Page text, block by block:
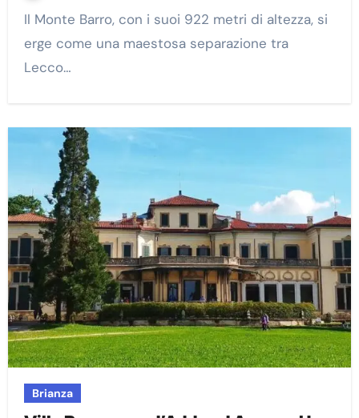
Il Monte Barro, con i suoi 922 metri di altezza, si
erge come una maestosa separazione tra
Lecco…
Brianza